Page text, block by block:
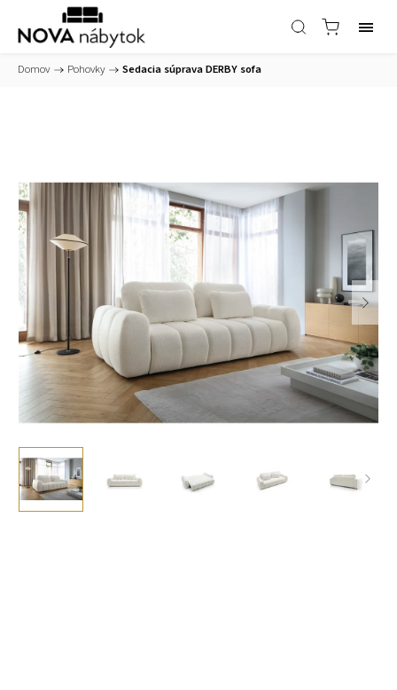
Domov / Pohovky / Sedacia súprava DERBY sofa